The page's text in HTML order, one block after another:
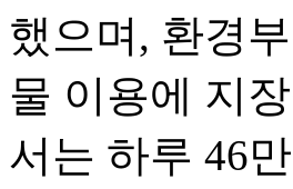
했으며, 환경
물 이용에 지
서는 하루 46